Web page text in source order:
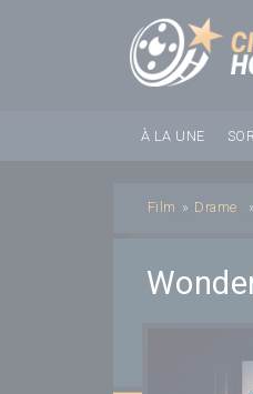
À LA UNE
Film » Drame »
Panneau de gestion des